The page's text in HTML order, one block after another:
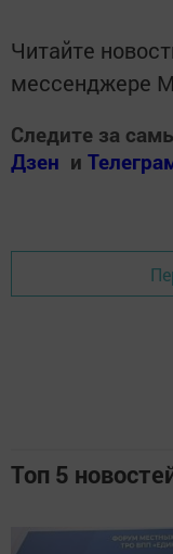
Читайте
мессенджере
Следите за
Дзен и
Топ 5